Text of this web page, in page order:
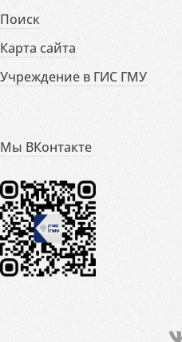
Поиск
Карта сайта
Учреждение в ГИС ГМУ
Мы ВКонтакте